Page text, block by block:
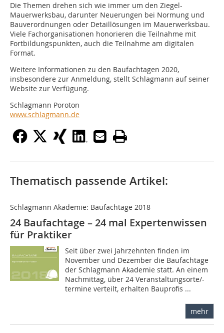
Die Themen drehen sich wie immer um den Ziegel-
Mauerwerksbau, darunter Neuerungen bei Normung und
Bauverordnungen oder Detaillösungen im Mauerwerksbau.
Viele Fachorganisationen honorieren die Teilnahme mit
Fortbildungspunkten, auch die Teilnahme am digitalen
Format.
Weitere Informationen zu den Baufachtagen 2020,
insbesondere zur Anmeldung, stellt Schlagmann auf seiner
Website zur Verfügung.
Schlagmann Poroton
www.schlagmann.de
Thematisch passende Artikel:
Schlagmann Akademie: Baufachtage 2018
24 Baufachtage – 24 mal Expertenwissen
für Praktiker
Seit über zwei Jahrzehnten finden im
November und Dezember die Baufachtage
der Schlagmann Akademie statt. An einem
Nachmittag, über 24 Veranstaltungsorte/-
termine verteilt, erhalten Bauprofis ...
mehr